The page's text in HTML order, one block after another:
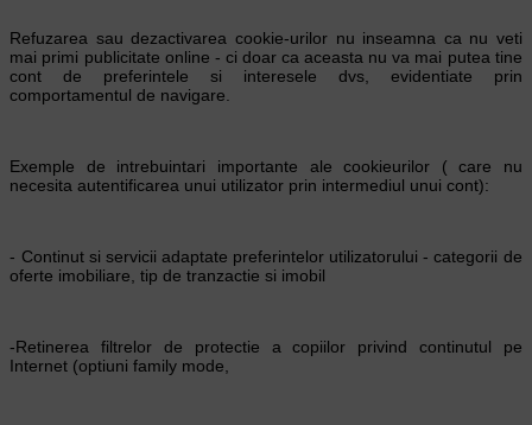
Refuzarea sau dezactivarea cookie-urilor nu inseamna ca nu veti
mai primi publicitate online - ci doar ca aceasta nu va mai putea tine
cont de preferintele si interesele dvs, evidentiate prin
comportamentul de navigare.
Exemple de intrebuintari importante ale cookieurilor ( care nu
necesita autentificarea unui utilizator prin intermediul unui cont):
- Continut si servicii adaptate preferintelor utilizatorului - categorii de
oferte imobiliare, tip de tranzactie si imobil
-Retinerea filtrelor de protectie a copiilor privind continutul pe
Internet (optiuni family mode,